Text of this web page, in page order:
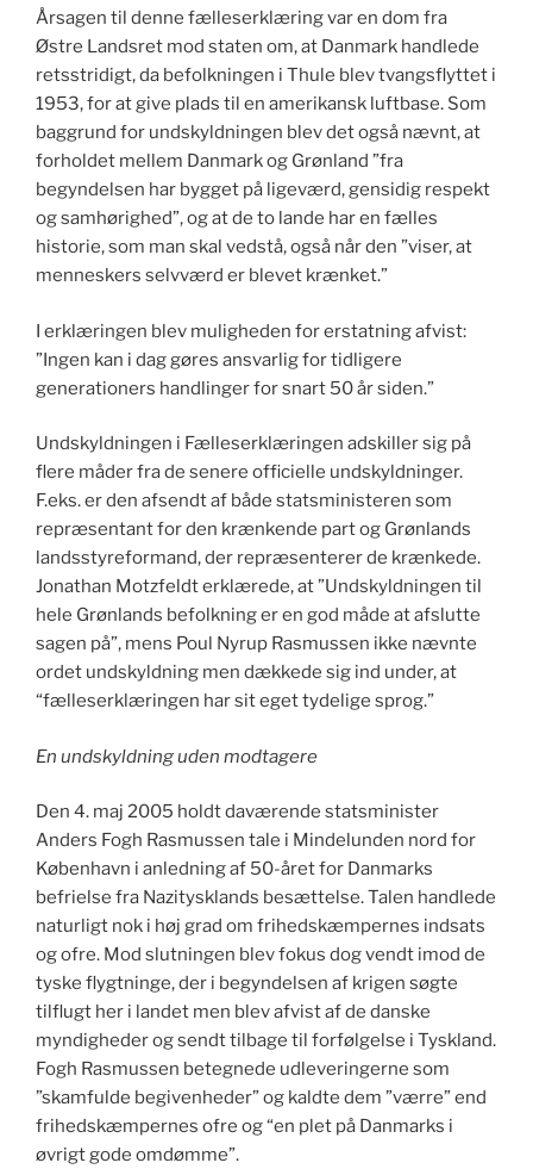
Årsagen til denne fælleserklæring var en dom fra
Østre Landsret mod staten om, at Danmark handlede
retsstridigt, da befolkningen i Thule blev tvangsflyttet i
1953, for at give plads til en amerikansk luftbase. Som
baggrund for undskyldningen blev det også nævnt, at
forholdet mellem Danmark og Grønland ”fra
begyndelsen har bygget på ligeværd, gensidig respekt
og samhørighed”, og at de to lande har en fælles
historie, som man skal vedstå, også når den ”viser, at
menneskers selvværd er blevet krænket.”
I erklæringen blev muligheden for erstatning afvist:
”Ingen kan i dag gøres ansvarlig for tidligere
generationers handlinger for snart 50 år siden.”
Undskyldningen i Fælleserklæringen adskiller sig på
flere måder fra de senere officielle undskyldninger.
F.eks. er den afsendt af både statsministeren som
repræsentant for den krænkende part og Grønlands
landsstyreformand, der repræsenterer de krænkede.
Jonathan Motzfeldt erklærede, at ”Undskyldningen til
hele Grønlands befolkning er en god måde at afslutte
sagen på”, mens Poul Nyrup Rasmussen ikke nævnte
ordet undskyldning men dækkede sig ind under, at
“fælleserklæringen har sit eget tydelige sprog.”
En undskyldning uden modtagere
Den 4. maj 2005 holdt daværende statsminister
Anders Fogh Rasmussen tale i Mindelunden nord for
København i anledning af 50-året for Danmarks
befrielse fra Nazitysklands besættelse. Talen handlede
naturligt nok i høj grad om frihedskæmpernes indsats
og ofre. Mod slutningen blev fokus dog vendt imod de
tyske flygtninge, der i begyndelsen af krigen søgte
tilflugt her i landet men blev afvist af de danske
myndigheder og sendt tilbage til forfølgelse i Tyskland.
Fogh Rasmussen betegnede udleveringerne som
”skamfulde begivenheder” og kaldte dem ”værre” end
frihedskæmpernes ofre og “en plet på Danmarks i
øvrigt gode omdømme”.